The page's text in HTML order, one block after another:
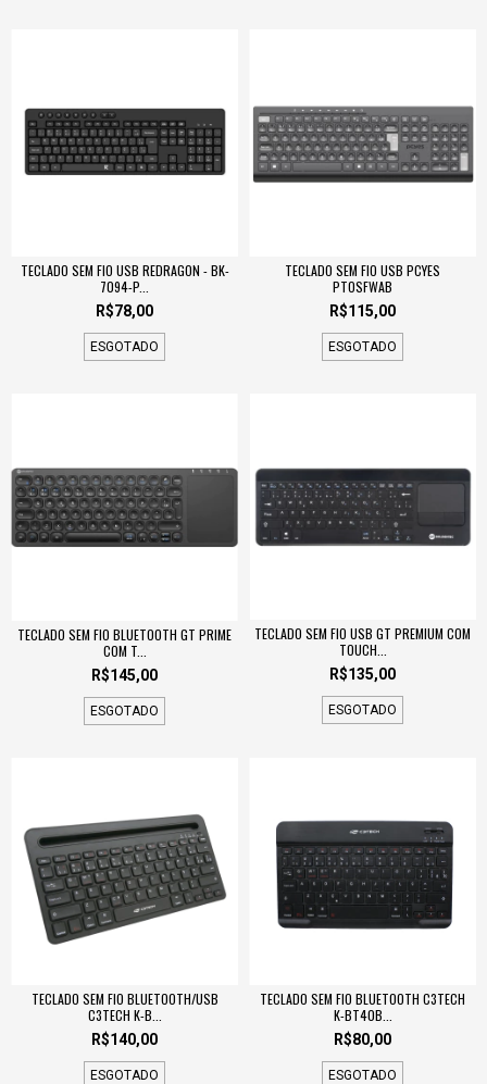
TECLADO SEM FIO USB REDRAGON - BK-
7094-P...
R$78,00
ESGOTADO
TECLADO SEM FIO USB PCYES
PTOSFWAB
R$115,00
ESGOTADO
TECLADO SEM FIO BLUETOOTH GT PRIME
COM T...
R$145,00
ESGOTADO
TECLADO SEM FIO USB GT PREMIUM COM
TOUCH...
R$135,00
ESGOTADO
TECLADO SEM FIO BLUETOOTH/USB
C3TECH K-B...
R$140,00
ESGOTADO
TECLADO SEM FIO BLUETOOTH C3TECH
K-BT40B...
R$80,00
ESGOTADO